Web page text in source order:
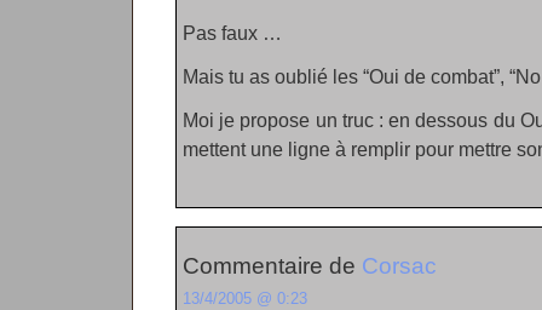
Pas faux …
Mais tu as oublié les “Oui de combat”,
Moi je propose un truc : en dessous du
mettent une ligne à remplir pour mettre
Commentaire de Corsac
13/4/2005 @ 0:23